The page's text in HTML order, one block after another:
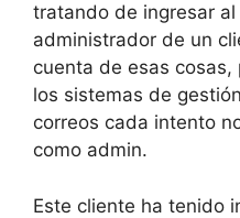
tratando de ingresar
administrador de un
cuenta de esas cosas,
los sistemas de
correos cada intento
como admin.
Este cliente ha tenido